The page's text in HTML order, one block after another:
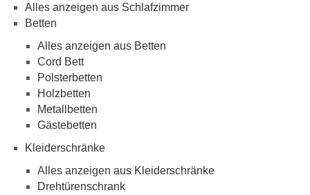
Alles anzeigen aus Schlafzimmer
Betten
Alles anzeigen aus Betten
Cord Bett
Polsterbetten
Holzbetten
Metallbetten
Gästebetten
Kleiderschränke
Alles anzeigen aus Kleiderschränke
Drehtürenschrank